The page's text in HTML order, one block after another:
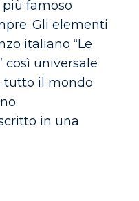
famoso
Gli elementi
italiano “Le
così universale
tutto il mondo
in una